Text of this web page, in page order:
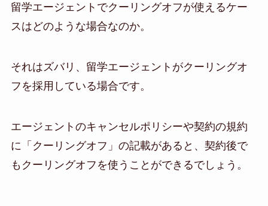
留学エージェントでクーリングオフが使えるケー
スはどのような場合なのか。
それはズバリ、留学エージェントがクーリングオ
フを採用している場合です。
エージェントのキャンセルポリシーや契約の規約
に「クーリングオフ」の記載があると、契約後で
もクーリングオフを使うことができるでしょう。